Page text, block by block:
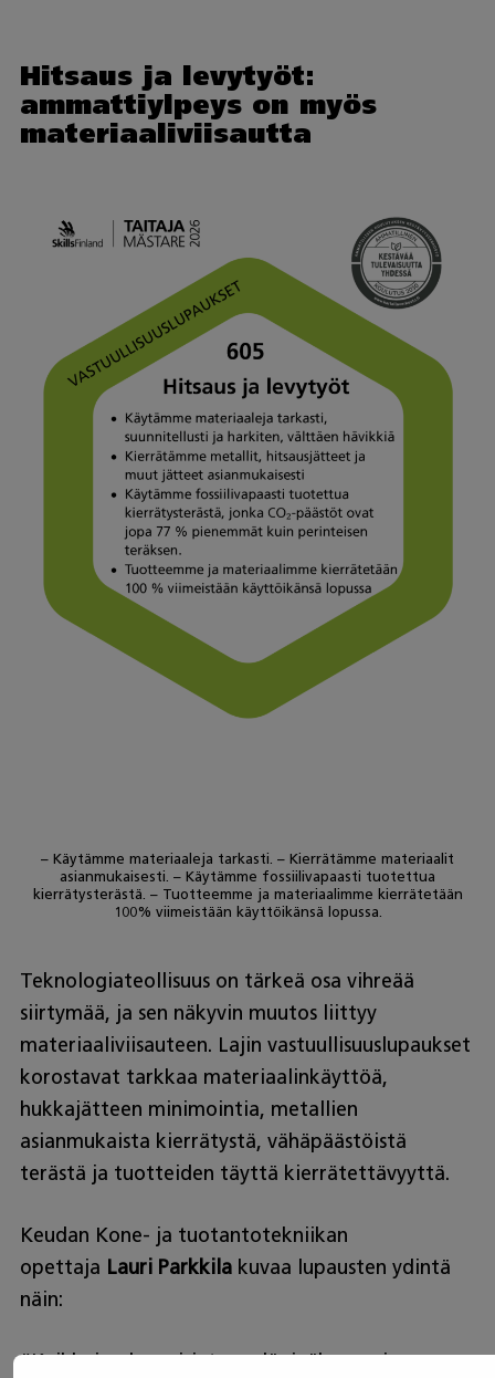
Hitsaus ja levytyöt:
ammattiylpeys on myös
materiaaliviisautta
– Käytämme materiaaleja tarkasti. – Kierrätämme materiaalit
asianmukaisesti. – Käytämme fossiilivapaasti tuotettua
kierrätysterästä. – Tuotteemme ja materiaalimme kierrätetään
100% viimeistään käyttöikänsä lopussa.
Teknologiateollisuus on tärkeä osa vihreää
siirtymää, ja sen näkyvin muutos liittyy
materiaaliviisauteen. Lajin vastuullisuuslupaukset
korostavat tarkkaa materiaalinkäyttöä,
hukkajätteen minimointia, metallien
asianmukaista kierrätystä, vähäpäästöistä
terästä ja tuotteiden täyttä kierrätettävyyttä.
Keudan Kone- ja tuotantotekniikan
opettaja Lauri Parkkilakuvaa lupausten ydintä
näin:
“Kaikkein olennaisinta on läpinäkyvyys ja